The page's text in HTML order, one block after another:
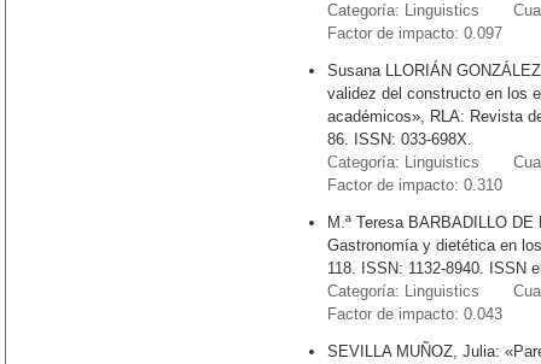
Categoría: Linguistics
Factor de impacto: 0.097
Susana LLORIÁN
validez del constructo en los
académicos», RLA: Revista
86. ISSN: 033-698X.
Categoría: Linguistics
Factor de impacto: 0.310
M.ª Teresa BARBADILLO
Gastronomía y dietética en
118. ISSN: 1132-8940. ISSN
Categoría: Linguistics
Factor de impacto: 0.043
SEVILLA MUÑOZ, Julia: